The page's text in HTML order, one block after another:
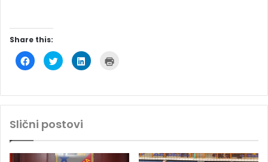
Share this:
C
l
t
s
a
r
o
n
C
l
t
s
a
r
o
n
T
C
l
t
s
o
n
L
t
p
(
O
Slični postovi